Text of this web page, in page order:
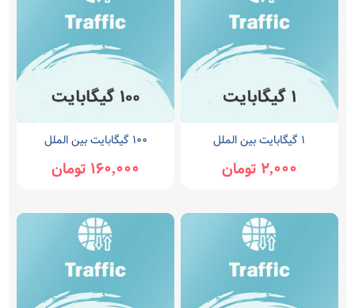
1 گیگابایت بین الملل
2,000 تومان
100 گیگابایت بین الملل
160,000 تومان